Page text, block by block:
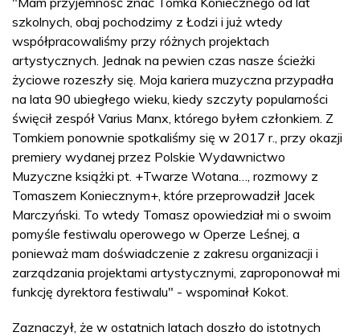
szkolnych, obaj pochodzimy z Łodzi i już wtedy
współpracowaliśmy przy różnych projektach
artystycznych. Jednak na pewien czas nasze ścieżki
życiowe rozeszły się. Moja kariera muzyczna przypadła
na lata 90 ubiegłego wieku, kiedy szczyty popularności
święcił zespół Varius Manx, którego byłem członkiem. Z
Tomkiem ponownie spotkaliśmy się w 2017 r., przy okazji
premiery wydanej przez Polskie Wydawnictwo
Muzyczne książki pt. +Twarze Wotana…, rozmowy z
Tomaszem Koniecznym+, które przeprowadził Jacek
Marczyński. To wtedy Tomasz opowiedział mi o swoim
pomyśle festiwalu operowego w Operze Leśnej, a
ponieważ mam doświadczenie z zakresu organizacji i
zarządzania projektami artystycznymi, zaproponował mi
funkcję dyrektora festiwalu" - wspominał Kokot.
Zaznaczył, że w ostatnich latach doszło do istotnych